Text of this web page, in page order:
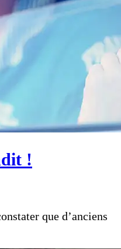
!
que d’anciens